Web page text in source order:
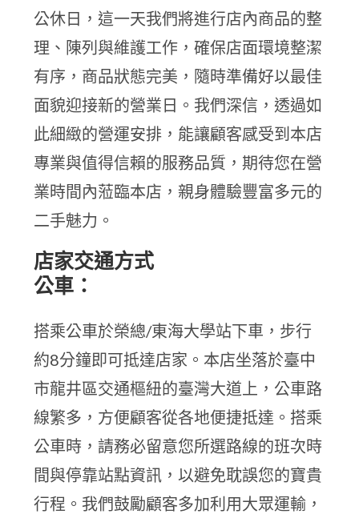
公休日，這一天我們將進行店內商品的整
理、陳列與維護工作，確保店面環境整潔
有序，商品狀態完美，隨時準備好以最佳
面貌迎接新的營業日。我們深信，透過如
此細緻的營運安排，能讓顧客感受到本店
專業與值得信賴的服務品質，期待您在營
業時間內蒞臨本店，親身體驗豐富多元的
二手魅力。
店家交通方式
公車：
搭乘公車於榮總/東海大學站下車，步行
約8分鐘即可抵達店家。本店坐落於臺中
市龍井區交通樞紐的臺灣大道上，公車路
線繁多，方便顧客從各地便捷抵達。搭乘
公車時，請務必留意您所選路線的班次時
間與停靠站點資訊，以避免耽誤您的寶貴
行程。我們鼓勵顧客多加利用大眾運輸，